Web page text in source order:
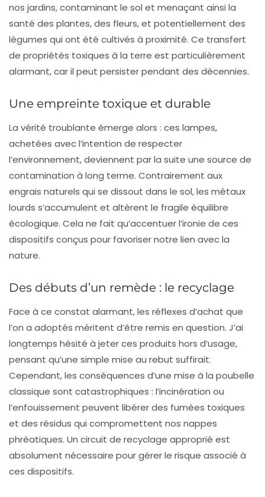
nos jardins, contaminant le sol et menaçant ainsi la
santé des plantes, des fleurs, et potentiellement des
légumes qui ont été cultivés à proximité. Ce transfert
de propriétés toxiques à la terre est particulièrement
alarmant, car il peut persister pendant des décennies.
Une empreinte toxique et durable
La vérité troublante émerge alors : ces lampes,
achetées avec l’intention de respecter
l’environnement, deviennent par la suite une source de
contamination à long terme. Contrairement aux
engrais naturels qui se dissout dans le sol, les métaux
lourds s’accumulent et altèrent le fragile équilibre
écologique. Cela ne fait qu’accentuer l’ironie de ces
dispositifs conçus pour favoriser notre lien avec la
nature.
Des débuts d’un remède : le recyclage
Face à ce constat alarmant, les réflexes d’achat que
l’on a adoptés méritent d’être remis en question. J’ai
longtemps hésité à jeter ces produits hors d’usage,
pensant qu’une simple mise au rebut suffirait.
Cependant, les conséquences d’une mise à la poubelle
classique sont catastrophiques : l’incinération ou
l’enfouissement peuvent libérer des fumées toxiques
et des résidus qui compromettent nos nappes
phréatiques. Un circuit de recyclage approprié est
absolument nécessaire pour gérer le risque associé à
ces dispositifs.